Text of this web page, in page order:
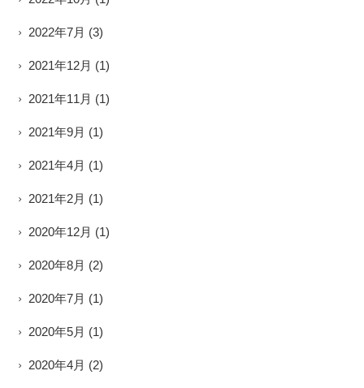
2022年7月 (3)
2021年12月 (1)
2021年11月 (1)
2021年9月 (1)
2021年4月 (1)
2021年2月 (1)
2020年12月 (1)
2020年8月 (2)
2020年7月 (1)
2020年5月 (1)
2020年4月 (2)